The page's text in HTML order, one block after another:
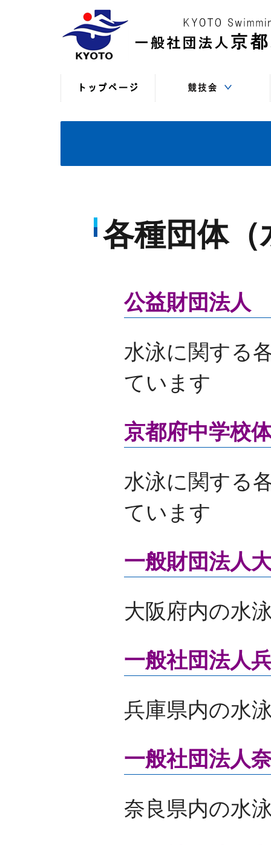
（現年度）
（過年度以前）
（申込・連絡事項等）
各種団体（
公益財団法人
水泳に関する
ています
京都府中学校
水泳に関する
ています
一般財団法人
大阪府内の水
一般社団法人
兵庫県内の水
一般社団法人
奈良県内の水